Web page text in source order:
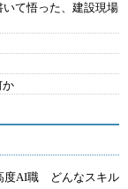
いて悟った、建設現場
か
度AI職 どんなスキル